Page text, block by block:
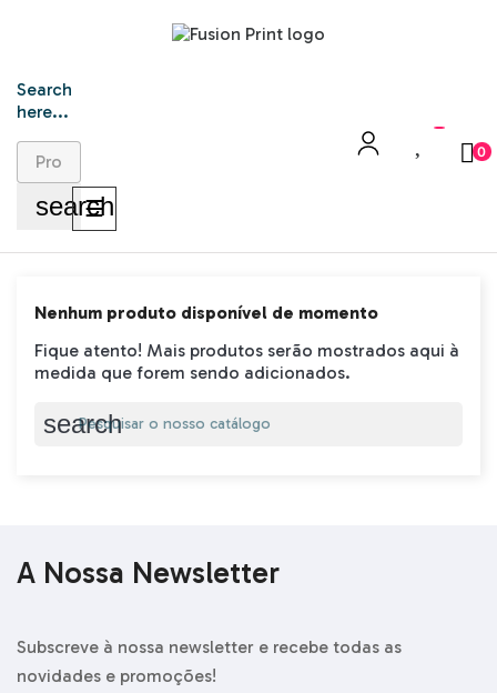
Search
here...
search
0
Toggle
navigation
☰
Nenhum produto disponível de momento
Fique atento! Mais produtos serão mostrados aqui à
medida que forem sendo adicionados.
search
A Nossa Newsletter
Subscreve à nossa newsletter e recebe todas as
novidades e promoções!